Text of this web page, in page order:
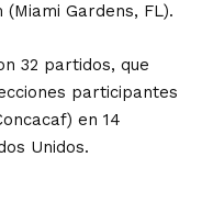
Gardens, FL).
32 partidos, que
participantes
en 14
Unidos.